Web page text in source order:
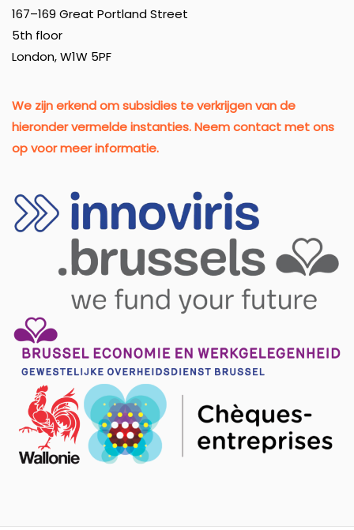
167–169 Great Portland Street
5th floor
London, W1W 5PF
We zijn erkend om subsidies te verkrijgen van de
hieronder vermelde instanties. Neem contact met ons
op voor meer informatie.